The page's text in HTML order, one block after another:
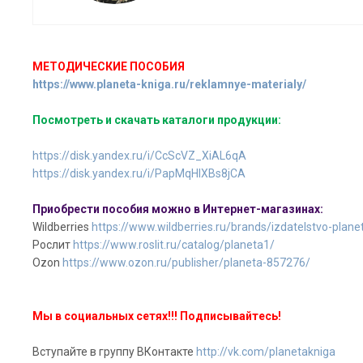
МЕТОДИЧЕСКИЕ ПОСОБИЯ
https://www.planeta-kniga.ru/reklamnye-materialy/
Посмотреть и скачать каталоги продукции:
https://disk.yandex.ru/i/CcScVZ_XiAL6qA
https://disk.yandex.ru/i/PapMqHlXBs8jCA
Приобрести пособия можно в Интернет-магазинах:
Wildberries https://www.wildberries.ru/brands/izdatelstvo-
Рослит https://www.roslit.ru/catalog/planeta1/
Ozon https://www.ozon.ru/publisher/planeta-857276/
Мы в социальных сетях!!! Подписывайтесь!
Вступайте в группу ВКонтакте http://vk.com/planetakniga